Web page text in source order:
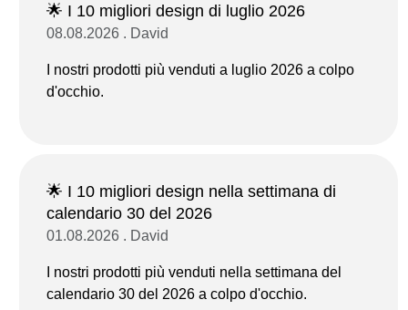
🌟 I 10 migliori design di luglio 2026
08.08.2026 . David
I nostri prodotti più venduti a luglio 2026 a colpo
d'occhio.
🌟 I 10 migliori design nella settimana di
calendario 30 del 2026
01.08.2026 . David
I nostri prodotti più venduti nella settimana del
calendario 30 del 2026 a colpo d'occhio.